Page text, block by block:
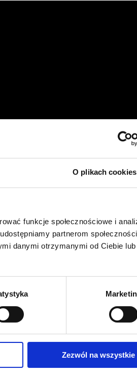
O plikach cookies
funkcje społecznościowe i
partnerom
danymi otrzymanymi od Ciebie lub
Zezwól na wszystkie